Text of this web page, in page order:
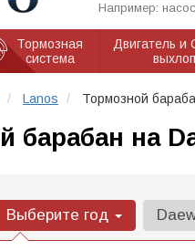
Например:
Тормозная
система
Двигатель и
Lanos Тормозной
барабан на
Выберите год